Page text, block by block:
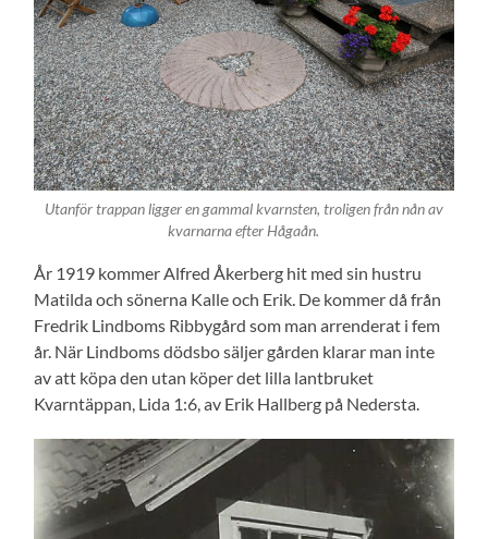
Utanför trappan ligger en gammal kvarnsten, troligen från nån av
kvarnarna efter Hågaån.
År 1919 kommer Alfred Åkerberg hit med sin hustru
Matilda och sönerna Kalle och Erik. De kommer då från
Fredrik Lindboms Ribbygård som man arrenderat i fem
år. När Lindboms dödsbo säljer gården klarar man inte
av att köpa den utan köper det lilla lantbruket
Kvarntäppan, Lida 1:6, av Erik Hallberg på Nedersta.